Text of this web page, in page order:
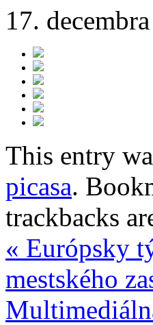
17.
This entry
picasa.
trackbacks
« Európsky
mestského